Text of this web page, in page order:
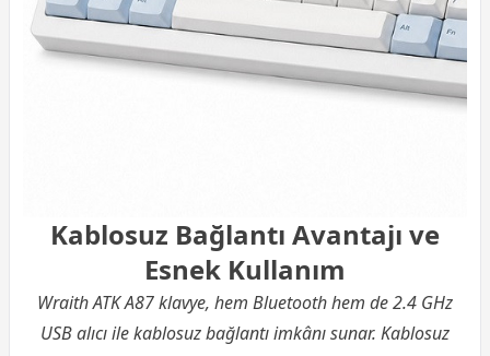
Kablosuz Bağlantı Avantajı ve
Esnek Kullanım
Wraith ATK A87 klavye, hem Bluetooth hem de 2.4 GHz
USB alıcı ile kablosuz bağlantı imkânı sunar. Kablosuz